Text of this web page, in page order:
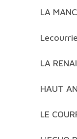
LA
LA
HAUT
LE